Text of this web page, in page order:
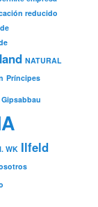
reducido
NATURAL
Príncipes
Gipsabbau
WK Ilfeld